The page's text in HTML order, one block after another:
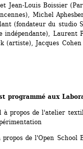
Jean-Louis Boissier
Michel
(fondateur du studio
Laurent
(artiste), Jacques
programmé aux
à propos de l'atelier
de l'Open School